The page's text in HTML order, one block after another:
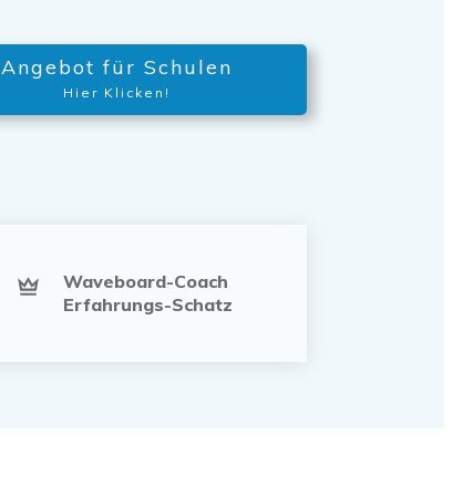
Angebot für Schulen
Hier Klicken!
Waveboard-Coach
Erfahrungs-Schatz